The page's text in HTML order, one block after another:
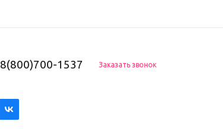
8(800)700-1537 Заказать звонок